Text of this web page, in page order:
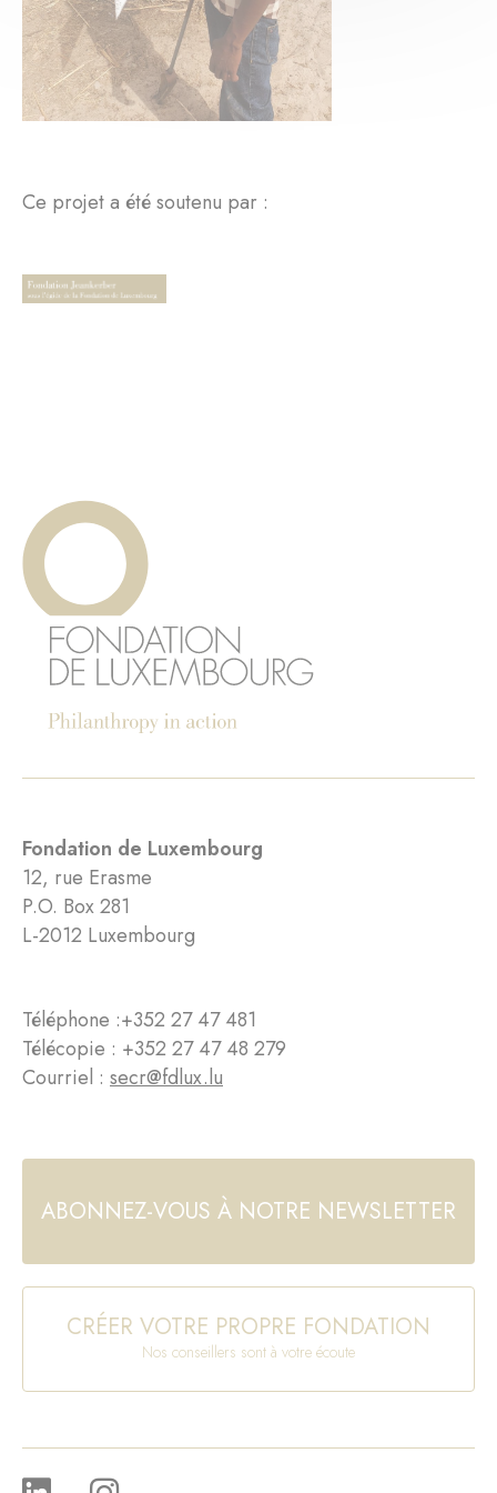
Ce projet a été soutenu par :
Fondation de Luxembourg
12, rue Erasme
P.O. Box 281
L-2012 Luxembourg
Téléphone :+352 27 47 481
Télécopie : +352 27 47 48 279
Courriel : secr@fdlux.lu
ABONNEZ-VOUS À NOTRE NEWSLETTER
CRÉER VOTRE PROPRE FONDATION
Nos conseillers sont à votre écoute